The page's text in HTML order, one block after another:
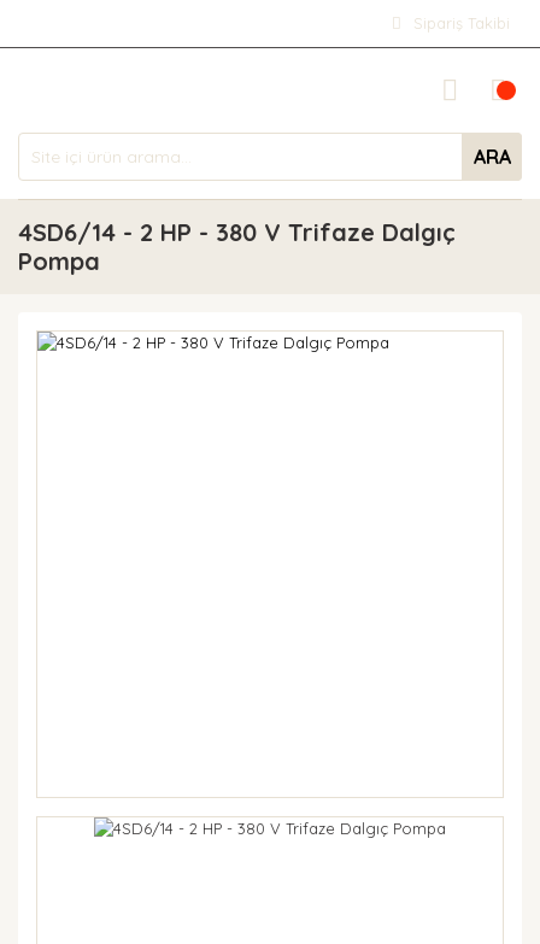
Sipariş Takibi
ARA
4SD6/14 - 2 HP - 380 V Trifaze Dalgıç
Pompa